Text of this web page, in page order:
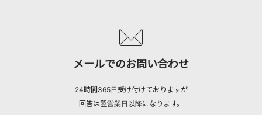
メールでのお問い合わせ
24時間365日受け付けておりますが
回答は翌営業日以降になります。